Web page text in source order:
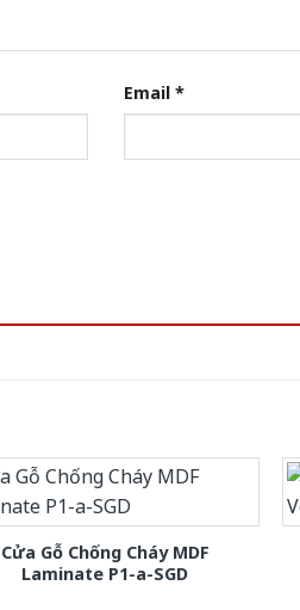
Email *
Cửa Gỗ Chống Cháy MDF
Laminate P1-a-SGD